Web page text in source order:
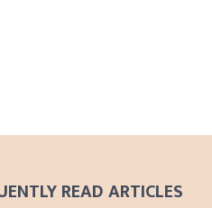
READ ARTICLES